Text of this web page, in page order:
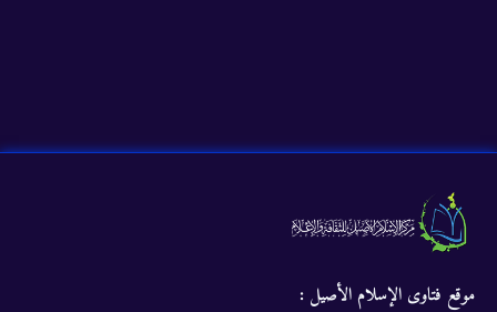
موقع فتاوى الإسلام الأصيل :